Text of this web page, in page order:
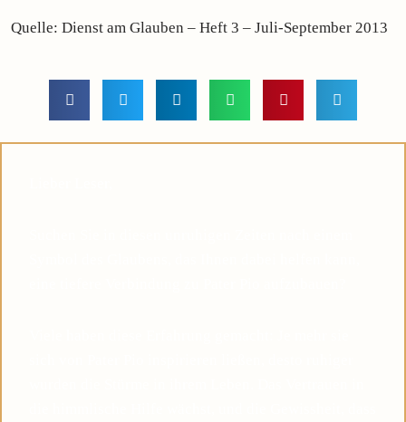
Quelle: Dienst am Glauben – Heft 3 – Juli-September 2013